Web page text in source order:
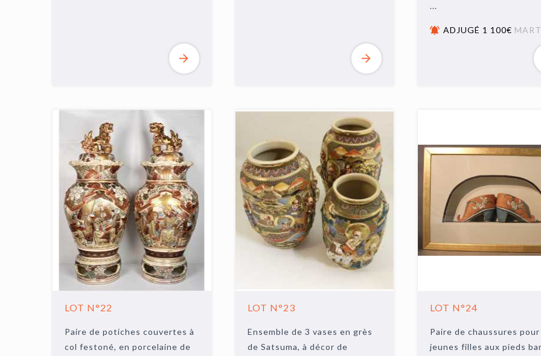
...
ADJUGÉ 1 100€
LOT N°22
Paire de potiches couvertes à
col festoné, en porcelaine de
LOT N°23
Ensemble de 3 vases en grès
de Satsuma, à décor de
LOT N°24
Paire de chaussures pour
jeunes filles aux pieds